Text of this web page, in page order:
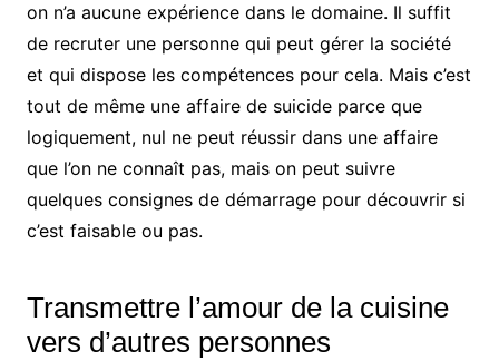
on n’a aucune expérience dans le domaine. Il suffit
de recruter une personne qui peut gérer la société
et qui dispose les compétences pour cela. Mais c’est
tout de même une affaire de suicide parce que
logiquement, nul ne peut réussir dans une affaire
que l’on ne connaît pas, mais on peut suivre
quelques consignes de démarrage pour découvrir si
c’est faisable ou pas.
Transmettre l’amour de la cuisine
vers d’autres personnes